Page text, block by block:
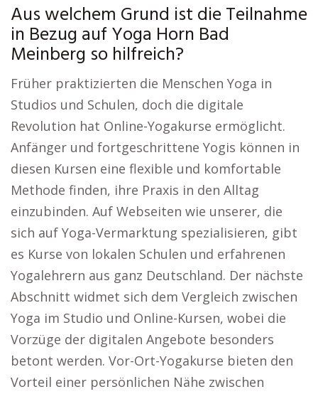
Aus welchem Grund ist die Teilnahme
in Bezug auf Yoga Horn Bad
Meinberg so hilfreich?
Früher praktizierten die Menschen Yoga in
Studios und Schulen, doch die digitale
Revolution hat Online-Yogakurse ermöglicht.
Anfänger und fortgeschrittene Yogis können in
diesen Kursen eine flexible und komfortable
Methode finden, ihre Praxis in den Alltag
einzubinden. Auf Webseiten wie unserer, die
sich auf Yoga-Vermarktung spezialisieren, gibt
es Kurse von lokalen Schulen und erfahrenen
Yogalehrern aus ganz Deutschland. Der nächste
Abschnitt widmet sich dem Vergleich zwischen
Yoga im Studio und Online-Kursen, wobei die
Vorzüge der digitalen Angebote besonders
betont werden. Vor-Ort-Yogakurse bieten den
Vorteil einer persönlichen Nähe zwischen